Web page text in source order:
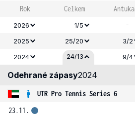
Rok Celkem Antuka
2026 1/5 -
2025
25/20 3/2
2024
24/13 9/4
Odehrané zápasy2024
UTR Pro Tennis Series 6
23.11.